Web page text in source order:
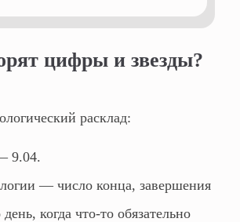
цифры и звезды?
расклад:
9.04.
— число конца, завершения
когда что-то обязательно